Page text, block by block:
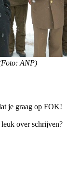
ANP)
je graag op FOK!
over schrijven?